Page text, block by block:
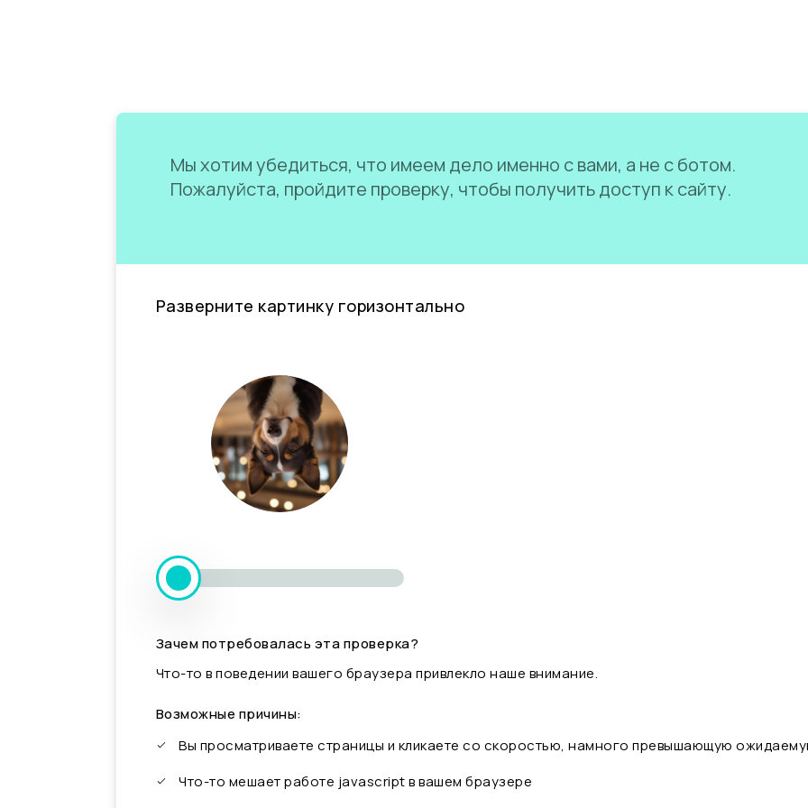
Мы хотим убедиться, что имеем дело именно с вами, а не с ботом.
Пожалуйста, пройдите проверку, чтобы получить доступ к сайту.
Разверните картинку горизонтально
Зачем потребовалась эта проверка?
Что-то в поведении вашего браузера привлекло наше внимание.
Возможные причины:
Вы просматриваете страницы и кликаете со скоростью, намного превышающую
Что-то мешает работе javascript в вашем браузере